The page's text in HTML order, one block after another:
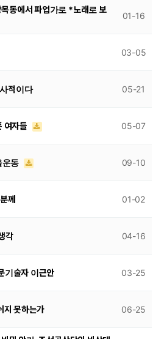
동에서 파업가로 *노래로 보
01-16
03-05
적이다 05-21
여자들 05-07
운동 09-10
께 01-02
각 04-16
기술자 이근안 03-25
지 못하는가 06-25